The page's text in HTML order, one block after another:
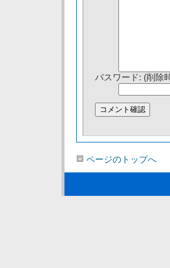
パスワード: (削除
ページのトップへ